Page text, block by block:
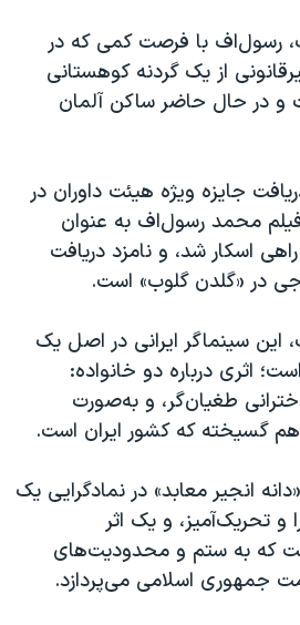
رسول‌اف با فرصت کمی که در
از یک گردنه کوهستانی
و در حال حاضر ساکن آلمان
جایزه ویژه هیئت داوران در
محمد رسول‌اف به عنوان
اسکار شد، و نامزد دریافت
در «گلدن گلوب» است.
این سینماگر ایرانی در اصل یک
اثری درباره دو خانواده:
طغیان‌گر، و به‌صورت
هم گسیخته که کشور ایران است.
انجیر معابد» در نمادگرایی یک
و تحریک‌آمیز، و یک اثر
که به ستم و‌ محدودیت‌های
جمهوری اسلامی می‌پردازد.